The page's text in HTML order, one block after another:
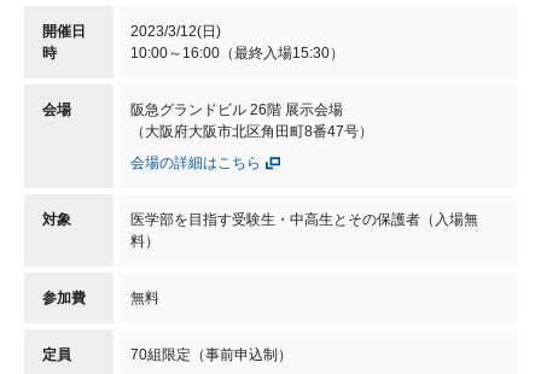
開催日
時
2023/3/12(日)
10:00～16:00（最終入場15:30）
会場
阪急グランドビル 26階 展示会場
（大阪府大阪市北区角田町8番47号）
会場の詳細はこちら
対象
医学部を目指す受験生・中高生とその保護者（入場無
料）
参加費 無料
定員 70組限定（事前申込制）